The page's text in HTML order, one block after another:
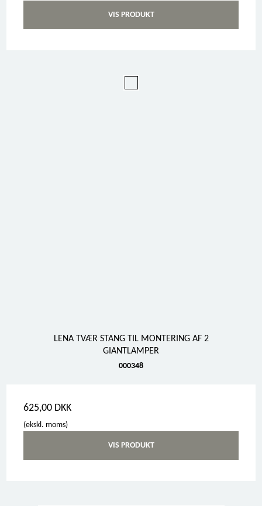
VIS PRODUKT
LENA TVÆR STANG TIL MONTERING AF 2
GIANTLAMPER
000348
625,00 DKK
(ekskl. moms)
VIS PRODUKT